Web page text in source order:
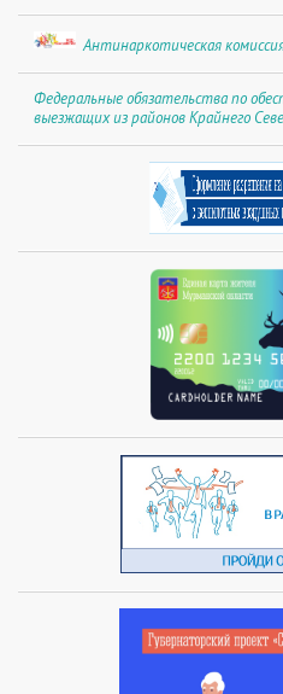
Антинаркотическая
Федеральные обязательства по
выезжащих из районов Крайнего